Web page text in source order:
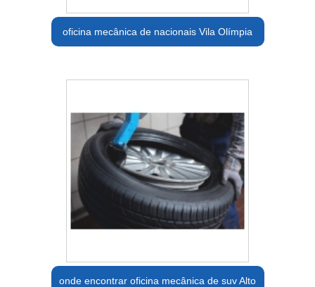
oficina mecânica de nacionais Vila Olímpia
onde encontrar oficina mecânica de suv Alto